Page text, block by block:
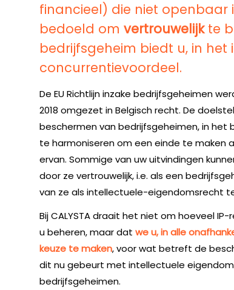
financieel) die niet openbaar
bedoeld om vertrouwelijkte
bedrijfsgeheim biedt u, in het
concurrentievoordeel.
De EU Richtlijn inzake bedrijfsgeheimen
2018 omgezet in Belgisch recht. De
beschermen van bedrijfsgeheimen, in het
te harmoniseren om een einde te
ervan. Sommige van uw uitvindingen
door ze vertrouwelijk, i.e. als een
van ze als intellectuele-eigendomsrecht
Bij CALYSTA draait het niet om hoeveel
u beheren, maar dat we u, in alle
keuze te maken, voor wat betreft de
dit nu gebeurt met intellectuele
bedrijfsgeheimen.